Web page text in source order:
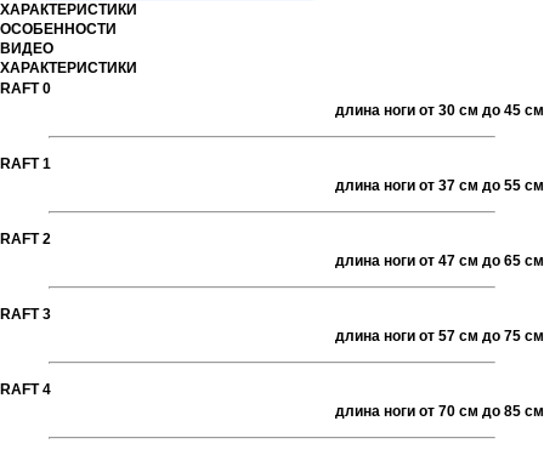
ХАРАКТЕРИСТИКИ
ОСОБЕННОСТИ
ВИДЕО
ХАРАКТЕРИСТИКИ
RAFT 0
длина ноги от 30 см до 45 см
RAFT 1
длина ноги от 37 см до 55 см
RAFT 2
длина ноги от 47 см до 65 см
RAFT 3
длина ноги от 57 см до 75 см
RAFT 4
длина ноги от 70 см до 85 см